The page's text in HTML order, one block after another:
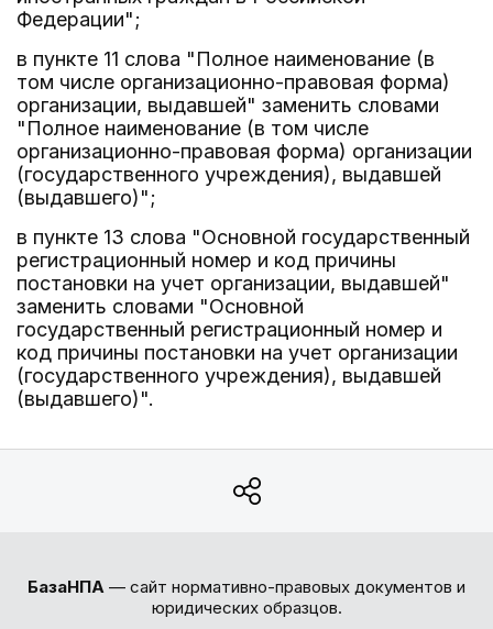
Федерации";
в пункте 11 слова "Полное наименование (в
том числе организационно-правовая форма)
организации, выдавшей" заменить словами
"Полное наименование (в том числе
организационно-правовая форма) организации
(государственного учреждения), выдавшей
(выдавшего)";
в пункте 13 слова "Основной государственный
регистрационный номер и код причины
постановки на учет организации, выдавшей"
заменить словами "Основной
государственный регистрационный номер и
код причины постановки на учет организации
(государственного учреждения), выдавшей
(выдавшего)".
БазаНПА — сайт нормативно-правовых документов и
юридических образцов.